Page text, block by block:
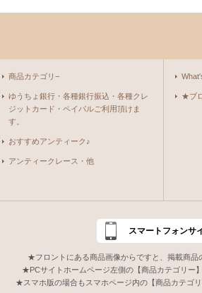
商品カテゴリ−
ゆうちょ銀行・各種銀行振込・各種クレ
ジットカード・ペイパルご利用頂けま
す。
おすすめアンティーク♪
アンティークレース・他
★ブ
スマートフォンサ
★フロントにある商品画像からですと、掲載商品
★PCサイトホームページ左側の【商品カテゴリー
★スマホ版の場合もスマホページ内の【商品カテゴ